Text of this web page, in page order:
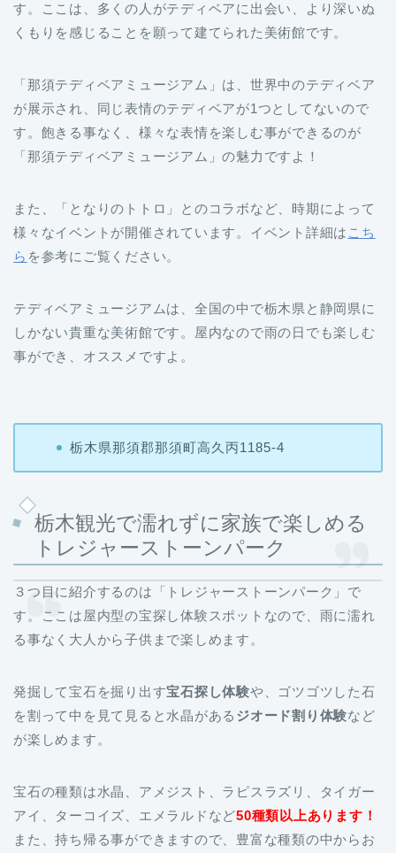
す。ここは、多くの人がテディベアに出会い、より深いぬ
くもりを感じることを願って建てられた美術館です。
「那須テディベアミュージアム」は、世界中のテディベア
が展示され、同じ表情のテディベアが1つとしてないので
す。飽きる事なく、様々な表情を楽しむ事ができるのが
「那須テディベアミュージアム」の魅力ですよ！
また、「となりのトトロ」とのコラボなど、時期によって
様々なイベントが開催されています。イベント詳細は こち
ら を参考にご覧ください。
テディベアミュージアムは、全国の中で栃木県と静岡県に
しかない貴重な美術館です。屋内なので雨の日でも楽しむ
事ができ、オススメですよ。
栃木県那須郡那須町高久丙1185-4
栃木観光で濡れずに家族で楽しめる
トレジャーストーンパーク
３つ目に紹介するのは「トレジャーストーンパーク」で
す。ここは屋内型の宝探し体験スポットなので、雨に濡れ
る事なく大人から子供まで楽しめます。
発掘して宝石を掘り出す宝石探し体験や、ゴツゴツした石
を割って中を見て見ると水晶がある ジオード割り体験など
が楽しめます。
宝石の種類は水晶、アメジスト、ラピスラズリ、タイガー
アイ、ターコイズ、エメラルドなど50種類以上あります！
また、持ち帰る事ができますので、豊富な種類の中からお